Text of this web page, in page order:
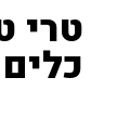
טרי